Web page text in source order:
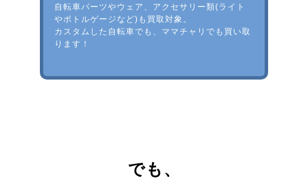
自転車パーツやウェア、アクセサリー類(ライト
やボトルゲージなど)も買取対象。
カスタムした自転車でも、ママチャリでも買い取
ります！
でも、